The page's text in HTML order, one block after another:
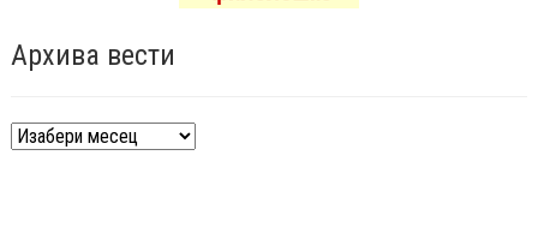
Архива вести
Архива